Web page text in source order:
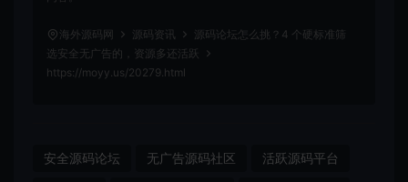
海外源码网 源码资讯
源码论坛怎么挑？4 个硬标准筛
选安全无广告的，资源多还活跃
https://moyy.us/20279.html
安全源码论坛 无广告源码社区 活跃源码平台